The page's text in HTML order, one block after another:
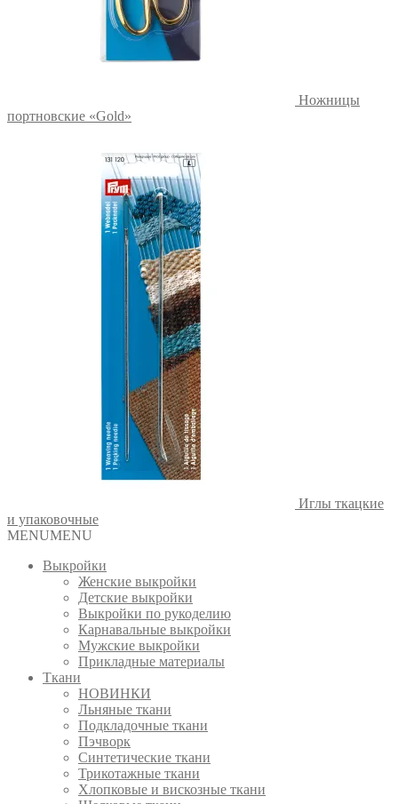
Ножницы
портновские «Gold»
Иглы ткацкие
и упаковочные
MENUMENU
Выкройки
Женские выкройки
Детские выкройки
Выкройки по рукоделию
Карнавальные выкройки
Мужские выкройки
Прикладные материалы
Ткани
НОВИНКИ
Льняные ткани
Подкладочные ткани
Пэчворк
Синтетические ткани
Трикотажные ткани
Хлопковые и вискозные ткани